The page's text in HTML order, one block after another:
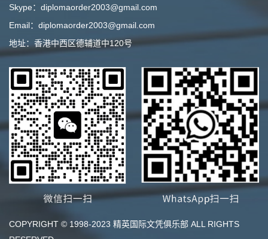
Skype：diplomaorder2003@gmail.com
Email：diplomaorder2003@gmail.com
地址：香港中西区德辅道中120号
COPYRIGHT © 1998-2023 精英国际文凭俱乐部 ALL RIGHTS